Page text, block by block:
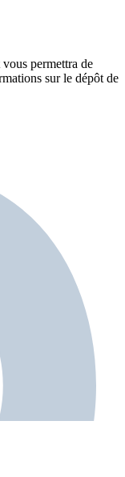
permettra de
sur le dépôt de